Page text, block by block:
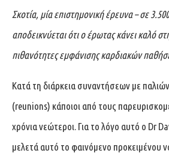
Σκοτία, μία επιστημονική έρευνα – σε
αποδεικνύεται ότι ο έρωτας κάνει καλό
πιθανότητες εμφάνισης καρδιακών
Κατά τη διάρκεια συναντήσεων με
(reunions) κάποιοι από τους
χρόνια νεώτεροι. Για το λόγο αυτό ο Dr
μελετά αυτό το φαινόμενο προκειμένου